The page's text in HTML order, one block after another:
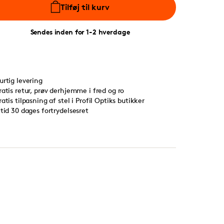
Tilføj til kurv
Sendes inden for 1-2 hverdage
levering
retur, prøv derhjemme i fred og ro
tilpasning af stel i Profil Optiks butikker
30 dages fortrydelsesret